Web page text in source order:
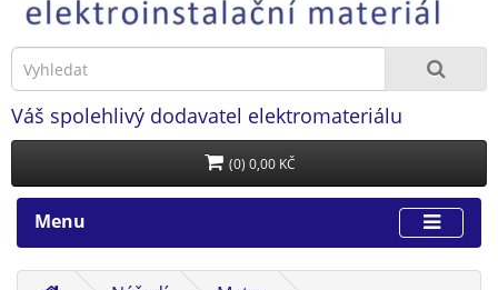
Váš spolehlivý dodavatel elektromateriálu
(0) 0,00 KČ
Menu